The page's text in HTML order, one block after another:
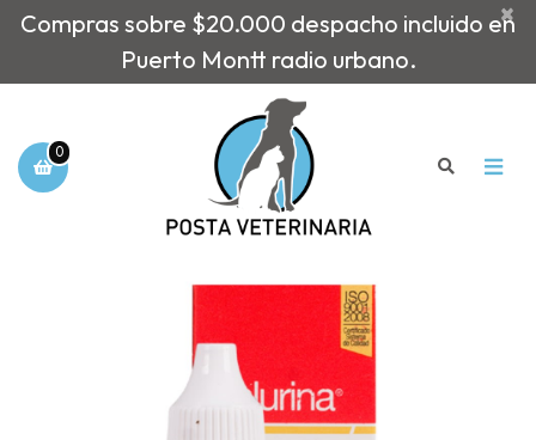
Compras sobre $20.000 despacho incluido en
Puerto Montt radio urbano.
×
0